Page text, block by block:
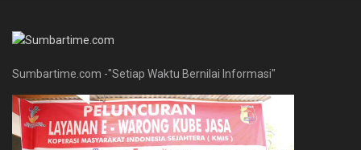
Sumbartime.com -"Setiap Waktu Bernilai Informasi"